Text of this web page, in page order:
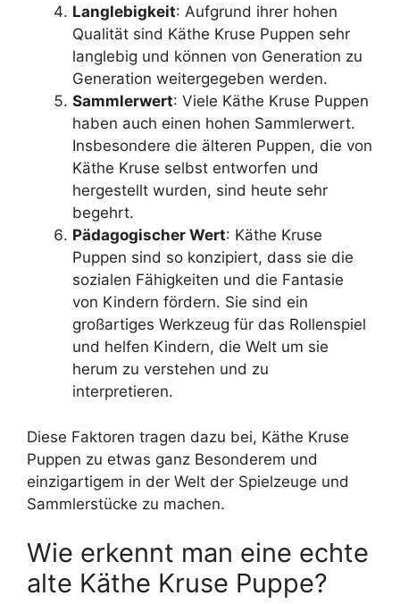
Langlebigkeit: Aufgrund ihrer hohen
Qualität sind Käthe Kruse Puppen sehr
langlebig und können von Generation zu
Generation weitergegeben werden.
Sammlerwert: Viele Käthe Kruse Puppen
haben auch einen hohen Sammlerwert.
Insbesondere die älteren Puppen, die von
Käthe Kruse selbst entworfen und
hergestellt wurden, sind heute sehr
begehrt.
Pädagogischer Wert: Käthe Kruse
Puppen sind so konzipiert, dass sie die
sozialen Fähigkeiten und die Fantasie
von Kindern fördern. Sie sind ein
großartiges Werkzeug für das Rollenspiel
und helfen Kindern, die Welt um sie
herum zu verstehen und zu
interpretieren.
Diese Faktoren tragen dazu bei, Käthe Kruse
Puppen zu etwas ganz Besonderem und
einzigartigem in der Welt der Spielzeuge und
Sammlerstücke zu machen.
Wie erkennt man eine echte
alte Käthe Kruse Puppe?